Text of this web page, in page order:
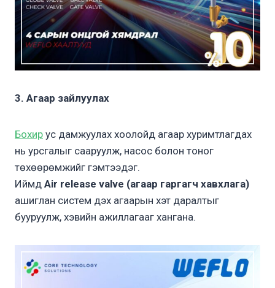
3. Агаар зайлуулах
Бохир ус дамжуулах хоолойд агаар хуримтлагдах
нь урсгалыг сааруулж, насос болон тоног
төхөөрөмжийг гэмтээдэг.
Иймд Air release valve (агаар гаргагч хавхлага)
ашиглан систем дэх агаарын хэт даралтыг
бууруулж, хэвийн ажиллагааг хангана.